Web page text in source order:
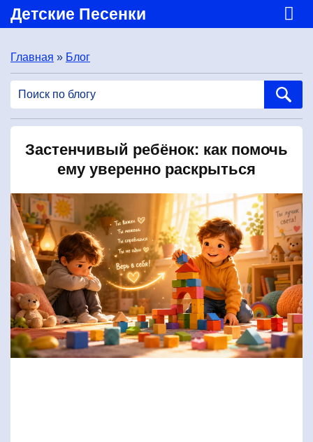
Детские Песенки
Главная » Блог
Застенчивый ребёнок: как помочь
ему уверенно раскрыться